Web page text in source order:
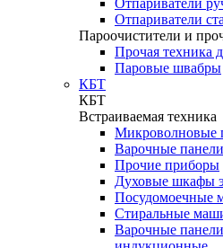
Отпариватели
Отпариватели
Пароочистители и
Прочая техника
Паровые швабры
КБТ
КБТ
Встраиваемая техника
Микроволновые
Варочные
Прочие приборы
Духовые шкафы
Посудомоечные
Стиральные
Варочные